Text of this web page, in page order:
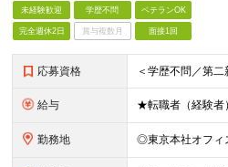
万円以上
未経験歓迎 学歴不問 ベテランOK
完全週休2日 賞与複数月 面接1回
応募資格
給与
勤務地